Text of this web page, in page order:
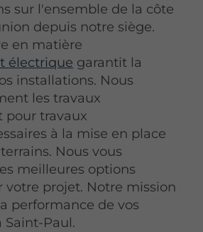
sur l'ensemble de la côte
depuis notre siège.
en matière
électrique garantit la
installations. Nous
les travaux
pour travaux
à la mise en place
Nous vous
meilleures options
votre projet. Notre mission
performance de vos
Saint-Paul.